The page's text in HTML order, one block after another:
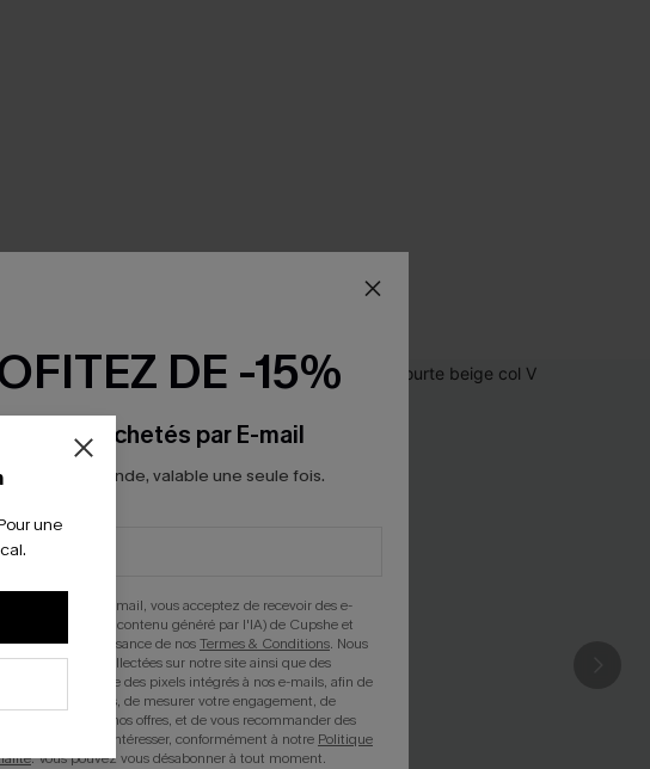
une
DE -15%
dès 2 Achetés par E-mail
par commande, valable une seule fois.
votre adresse e-mail, vous acceptez de recevoir des e-
(y compris du contenu généré par l'IA) de Cupshe et
avoir pris connaissance de nosTermes & Conditions. Nous
les données collectées sur notre site ainsi que des
de suivi, telles que des pixels intégrés à nos e-mails, afin de
ci ont été ouverts, de mesurer votre engagement, de
nos contenus et nos offres, et de vous recommander des
de vous intéresser, conformément à notre Politique
. Vous pouvez vous désabonner à tout moment.